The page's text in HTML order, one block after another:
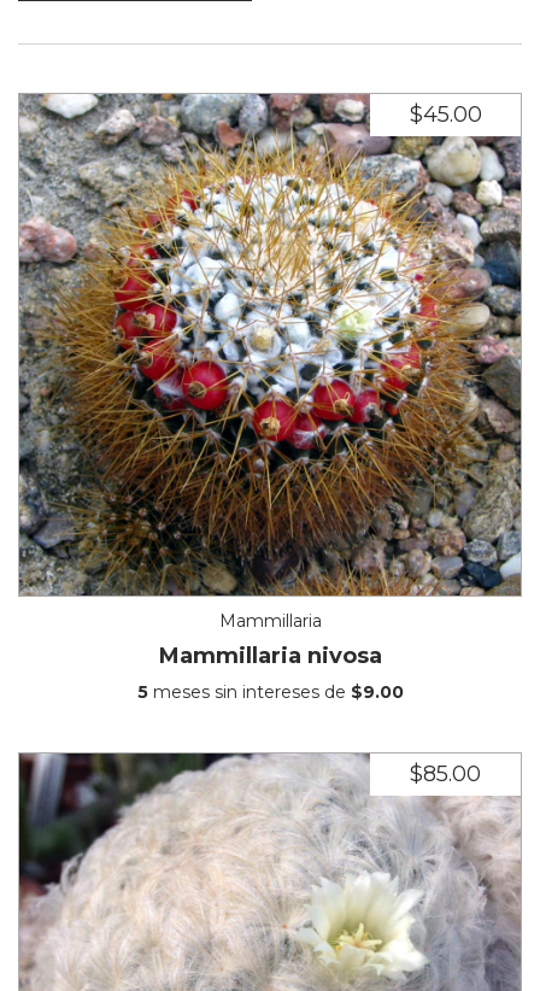
$45.00
Mammillaria
Mammillaria nivosa
5meses sin intereses de $9.00
$85.00